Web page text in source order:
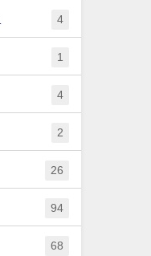
4
1
4
2
26
94
68